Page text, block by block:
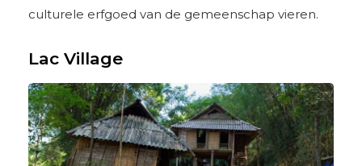
culturele erfgoed van de gemeenschap vieren.
Lac Village